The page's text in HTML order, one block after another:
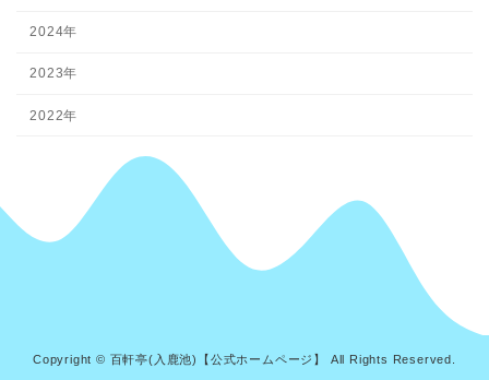
2024年
2023年
2022年
Copyright © 百軒亭(入鹿池)【公式ホームページ】 All Rights Reserved.